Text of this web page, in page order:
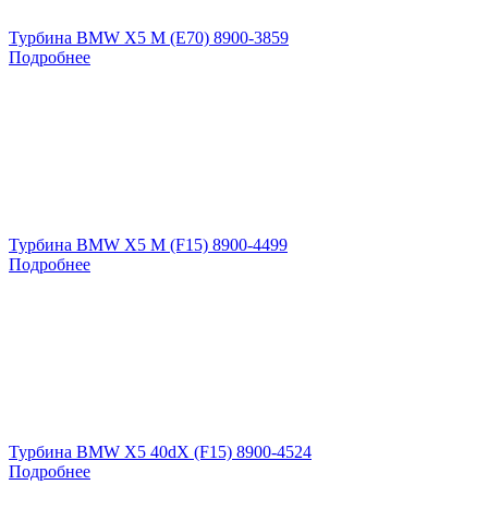
Турбина BMW X5 M (E70) 8900-3859
Подробнее
Турбина BMW X5 M (F15) 8900-4499
Подробнее
Турбина BMW X5 40dX (F15) 8900-4524
Подробнее